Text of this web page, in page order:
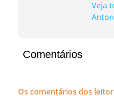
Veja
Comentários
Os comentários dos